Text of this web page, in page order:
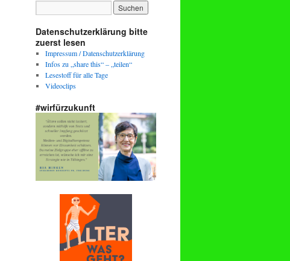
Datenschutzerklärung bitte
zuerst lesen
Impressum / Datenschutzerklärung
Infos zu „share this“ – „teilen“
Lesestoff für alle Tage
Videoclips
#wirfürzukunft